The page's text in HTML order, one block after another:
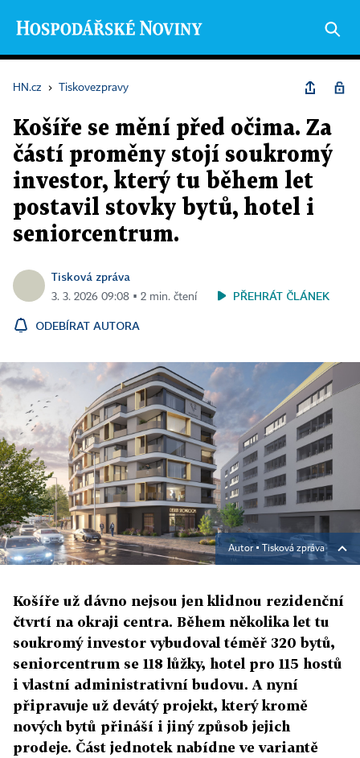
HN.cz › Tiskovezpravy
Košíře se mění před očima. Za
částí proměny stojí soukromý
investor, který tu během let
postavil stovky bytů, hotel i
seniorcentrum.
Tisková zpráva
3. 3. 2026 09:08 ▪ 2 min. čtení PŘEHRÁT ČLÁNEK
ODEBÍRAT AUTORA
Autor ▪ Tisková zpráva
Košíře už dávno nejsou jen klidnou rezidenční
čtvrtí na okraji centra. Během několika let tu
soukromý investor vybudoval téměř 320 bytů,
seniorcentrum se 118 lůžky, hotel pro 115 hostů
i vlastní administrativní budovu. A nyní
připravuje už devátý projekt, který kromě
nových bytů přináší i jiný způsob jejich
prodeje. Část jednotek nabídne ve variantě